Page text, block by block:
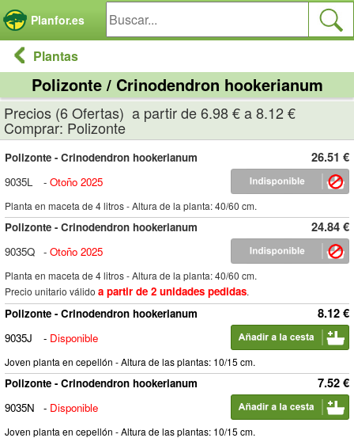
Planfor.es
Plantas
Polizonte / Crinodendron hookerianum
Precios (6 Ofertas) a partir de 6.98 € a 8.12 €
Comprar: Polizonte
26.51 €
Polizonte - Crinodendron hookerianum
9035L
- Otoño 2025
Planta en maceta de 4 litros - Altura de la planta: 40/60 cm.
24.84 €
Polizonte - Crinodendron hookerianum
9035Q - Otoño 2025
Planta en maceta de 4 litros - Altura de la planta: 40/60 cm.
Precio unitario válido a partir de 2 unidades pedidas.
8.12 €
Polizonte - Crinodendron hookerianum
9035J
- Disponible
Joven planta en cepellón - Altura de las plantas: 10/15 cm.
7.52 €
Polizonte - Crinodendron hookerianum
9035N
- Disponible
Joven planta en cepellón - Altura de las plantas: 10/15 cm.
Panel de gestión de cookies